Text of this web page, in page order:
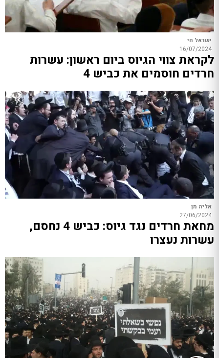
ישראל חי
16/07/2024
לקראת צווי הגיוס ביום ראשון: עשרות
חרדים חוסמים את כביש 4
אליה מן
27/06/2024
מחאת חרדים נגד גיוס: כביש 4 נחסם,
עשרות נעצרו